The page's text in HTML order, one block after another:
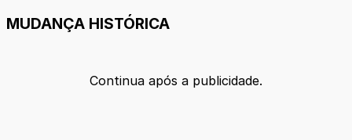
MUDANÇA HISTÓRICA
Continua após a publicidade.